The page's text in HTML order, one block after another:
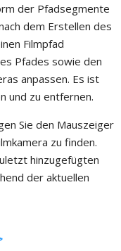
der Pfadsegmente
dem Erstellen des
Filmpfad
Pfades sowie den
anpassen. Es ist
und zu entfernen.
Sie den Mauszeiger
zu finden.
hinzugefügten
der aktuellen